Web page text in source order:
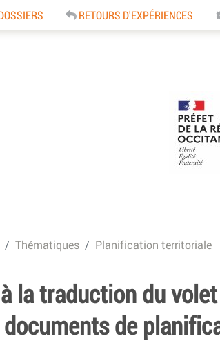
RETOURS D'EXPÉRIENCES
Thématiques Planification territoriale
la traduction du
documents de